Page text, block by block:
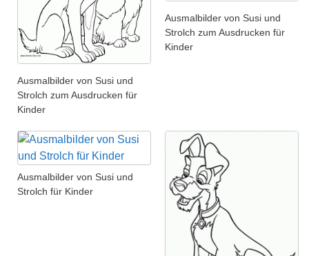
Ausmalbilder von Susi und
Strolch zum Ausdrucken für
Kinder
Ausmalbilder von Susi und
Strolch zum Ausdrucken für
Kinder
Ausmalbilder von Susi und
Strolch für Kinder